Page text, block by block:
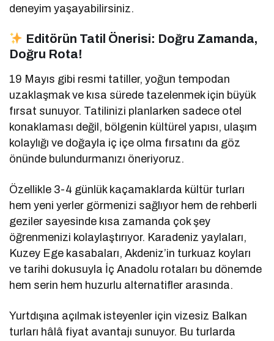
deneyim yaşayabilirsiniz.
Editörün Tatil Önerisi: Doğru Zamanda,
Doğru Rota!
19 Mayıs gibi resmi tatiller, yoğun tempodan
uzaklaşmak ve kısa sürede tazelenmek için büyük
fırsat sunuyor. Tatilinizi planlarken sadece otel
konaklaması değil, bölgenin kültürel yapısı, ulaşım
kolaylığı ve doğayla iç içe olma fırsatını da göz
önünde bulundurmanızı öneriyoruz.
Özellikle 3-4 günlük kaçamaklarda kültür turları
hem yeni yerler görmenizi sağlıyor hem de rehberli
geziler sayesinde kısa zamanda çok şey
öğrenmenizi kolaylaştırıyor. Karadeniz yaylaları,
Kuzey Ege kasabaları, Akdeniz’in turkuaz koyları
ve tarihi dokusuyla İç Anadolu rotaları bu dönemde
hem serin hem huzurlu alternatifler arasında.
Yurtdışına açılmak isteyenler için vizesiz Balkan
turları hâlâ fiyat avantajı sunuyor. Bu turlarda